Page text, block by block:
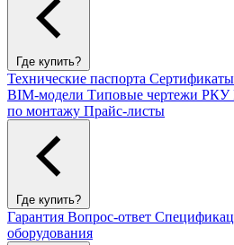
Где купить?
Технические паспорта Сертификаты
BIM-модели Типовые чертежи РКУ
по монтажу Прайс-листы
Где купить?
Гарантия Вопрос-ответ
оборудования